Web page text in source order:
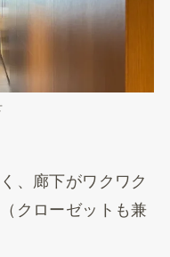
、廊下がワクワク
クローゼットも兼